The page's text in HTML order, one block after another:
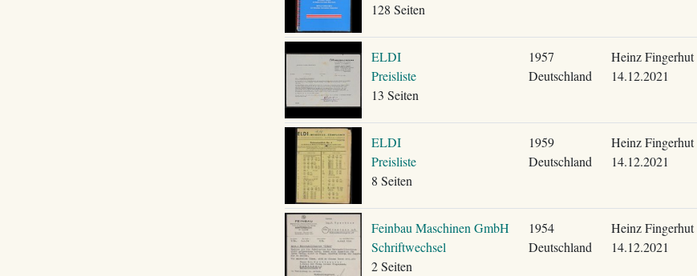
128 Seiten
ELDI
Preisliste
13 Seiten
1957
Deutschland
Heinz Fingerhut
14.12.2021
ELDI
Preisliste
8 Seiten
1959
Deutschland
Heinz Fingerhut
14.12.2021
Feinbau Maschinen GmbH
Schriftwechsel
2 Seiten
1954
Deutschland
Heinz Fingerhut
14.12.2021